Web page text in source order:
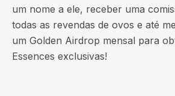
um nome a ele, receber uma
todas as revendas de ovos e até
um Golden Airdrop mensal para
Essences exclusivas!